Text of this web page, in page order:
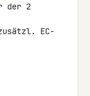
der 2
EC-